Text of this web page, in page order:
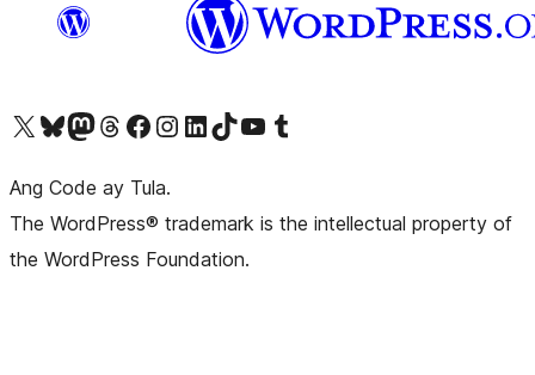
Visit our X (formerly Twitter) account
Bisitahin ang aming Bluesky account
Visit our Mastodon account
Bisitahin ang aming Threads account
Visit our Facebook pageVisit our Instagram account
Visit our LinkedIn account
Bisitahin ang aming TikTok account
Visit our YouTube channel
Bisitahin ang aming Tumblr account
Ang Code ay Tula.
The WordPress® trademark is the intellectual property of
the WordPress Foundation.